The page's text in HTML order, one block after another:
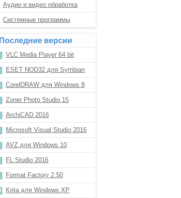
Аудио и видео обработка
Системные программы
Последние версии
VLC Media Player 64 bit
ESET NOD32 для Symbian
CorelDRAW для Windows 8
Zoner Photo Studio 15
ArchiCAD 2016
Microsoft Visual Studio 2016
AVZ для Windows 10
FL Studio 2016
Format Factory 2.50
Krita для Windows XP